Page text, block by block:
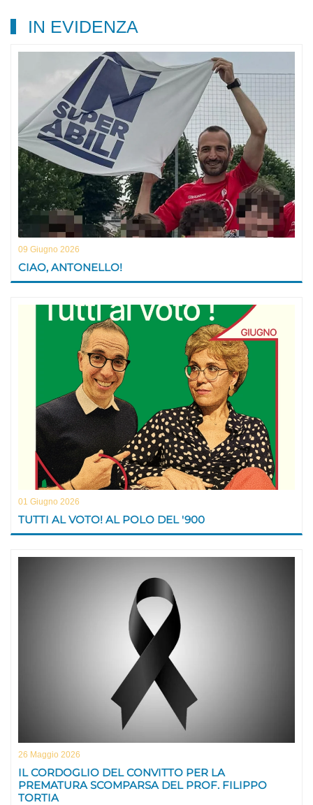
IN EVIDENZA
09 Giugno 2026
CIAO, ANTONELLO!
01 Giugno 2026
TUTTI AL VOTO! AL POLO DEL '900
26 Maggio 2026
IL CORDOGLIO DEL CONVITTO PER LA
PREMATURA SCOMPARSA DEL PROF. FILIPPO
TORTIA